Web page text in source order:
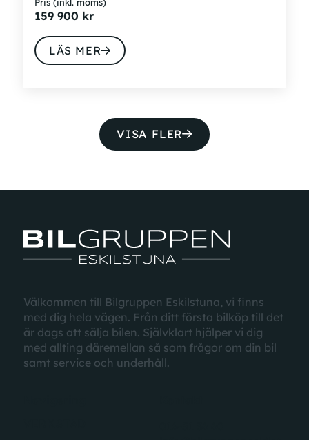
Pris (inkl. moms)
159 900 kr
LÄS MER
VISA FLER
Välkommen till Bilgruppen Eskilstuna, vi finns
med dig hela vägen. Från ditt första bilköp till det
är dags att sälja bilen. Självklart hjälper vi dig
med allting däremellan så som frågorom din bil
samt serviceoch underhåll.